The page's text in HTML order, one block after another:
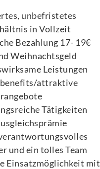
unbefristetes
in Vollzeit
Bezahlung 17- 19€
Weihnachtsgeld
Leistungen
attraktive
Tätigkeiten
und ein tolles Team
Einsatzmöglichkeit mit